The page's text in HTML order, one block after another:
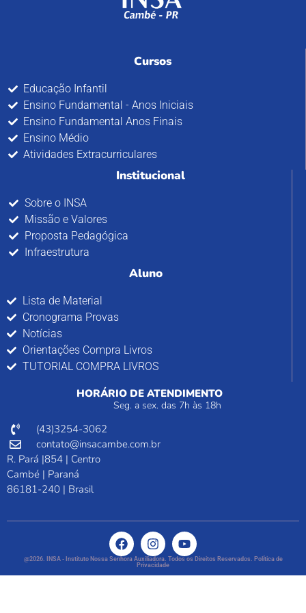
Cursos
Educação Infantil
Ensino Fundamental - Anos Iniciais
Ensino Fundamental Anos Finais
Ensino Médio
Atividades Extracurriculares
Institucional
Sobre o INSA
Missão e Valores
Proposta Pedagógica
Infraestrutura
Aluno
Lista de Material
Cronograma Provas
Notícias
Orientações Compra Livros
TUTORIAL COMPRA LIVROS
HORÁRIO DE ATENDIMENTO
Seg. a sex. das 7h às 18h
(43)3254-3062
contato@insacambe.com.br
R. Pará |854 | Centro
Cambé | Paraná
86181-240 | Brasil
@2026. INSA - Instituto Nossa Senhora Auxiliadora. Todos os Direitos Reservados. Política de
Privacidade